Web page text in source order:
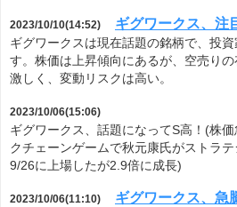
2023/10/10(14:52) ギグワークス、注
ギグワークスは現在話題の銘柄で、投
す。株価は上昇傾向にあるが、空売り
激しく、変動リスクは高い。
2023/10/06(15:06)
ギグワークス、話題になってS高！(株
クチェーンゲームで秋元康氏がストラ
9/26に上場したが2.9倍に成長)
2023/10/06(11:10) ギグワークス、急